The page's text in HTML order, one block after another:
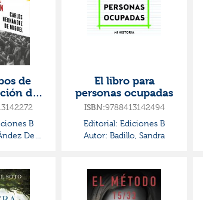
de
de
B
De
El libro para
personas ocupadas
ISBN:9788413142494
Editorial: Ediciones B
Autor: Badillo, Sandra